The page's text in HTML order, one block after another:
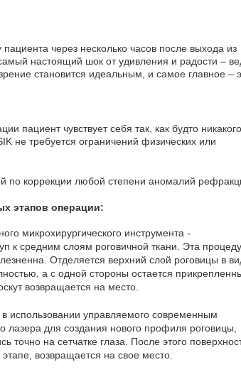
через несколько часов после выхода из
настоящий шок от удивления и радости –
становится идеальным, и самое главное –
пациент чувствует себя так, как будто никакого
не требуется ограничений физических или
по коррекции любой степени аномалий
этапов операции:
микрохирургического инструмента -
к средним слоям роговичной ткани. Эта
Отделяется верхний слой роговицы в
а с одной стороны остается
возвращается на место.
использовании управляемого современным
лазера для создания нового профиля роговицы,
точно на сетчатке глаза. После этого
возвращается на свое место.